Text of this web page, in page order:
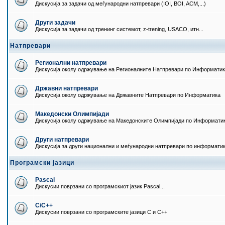
Дискусија за задачи од меѓународни натпревари (IOI, BOI, ACM,...)
Други задачи
Дискусија за задачи од тренинг системот, z-trening, USACO, итн...
Натпревари
Регионални натпревари
Дискусија околу одржување на Регионалните Натпревари по
Државни натпревари
Дискусија околу одржување на Државните Натпревари по Информатика
Македонски Олимпијади
Дискусија околу одржување на Македонските Олимпијади по
Други натпревари
Дискусија за други национални и меѓународни натпревари по
Програмски јазици
Pascal
Дискусии поврзани со програмскиот јазик Pascal...
C/C++
Дискусии поврзани со програмските јазици C и C++